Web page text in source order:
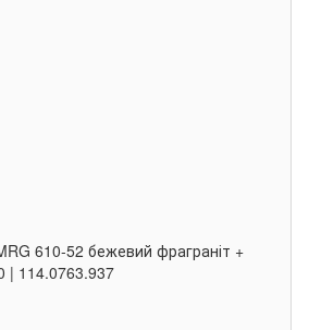
610-52 бежевий фраграніт +
| 114.0763.937